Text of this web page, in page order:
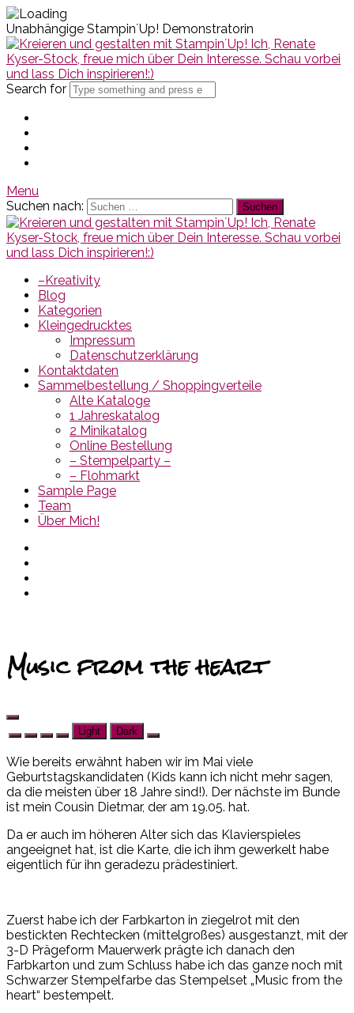
Unabhängige Stampin´Up! Demonstratorin
Search for
Menu
Suchen nach:
–Kreativity
Blog
Kategorien
Kleingedrucktes
Impressum
Datenschutzerklärung
Kontaktdaten
Sammelbestellung / Shoppingverteile
Alte Kataloge
1 Jahreskatalog
2 Minikatalog
Online Bestellung
– Stempelparty –
– Flohmarkt
Sample Page
Team
Über Mich!
Music from the heart
Light Dark
Wie bereits erwähnt haben wir im Mai viele
Geburtstagskandidaten (Kids kann ich nicht mehr sagen,
da die meisten über 18 Jahre sind!). Der nächste im Bunde
ist mein Cousin Dietmar, der am 19.05. hat.
Da er auch im höheren Alter sich das Klavierspieles
angeeignet hat, ist die Karte, die ich ihm gewerkelt habe
eigentlich für ihn geradezu prädestiniert.
Zuerst habe ich der Farbkarton in ziegelrot mit den
bestickten Rechtecken (mittelgroßes) ausgestanzt, mit der
3-D Prägeform Mauerwerk prägte ich danach den
Farbkarton und zum Schluss habe ich das ganze noch mit
Schwarzer Stempelfarbe das Stempelset „Music from the
heart“ bestempelt.